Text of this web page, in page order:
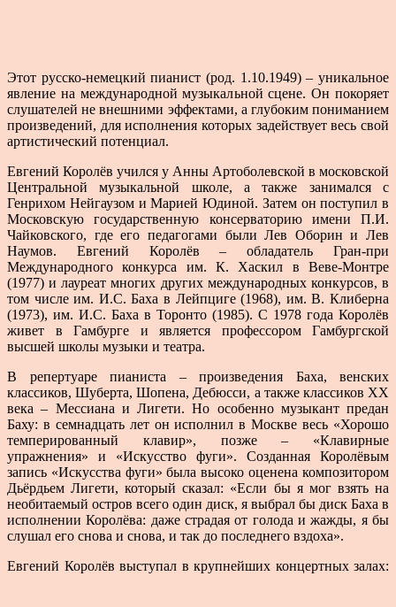
Этот русско-немецкий пианист (род. 1.10.1949) – уникальное
явление на международной музыкальной сцене. Он покоряет
слушателей не внешними эффектами, а глубоким пониманием
произведений, для исполнения которых задействует весь свой
артистический потенциал.
Евгений Королёв учился у Анны Артоболевской в московской
Центральной музыкальной школе, а также занимался с
Генрихом Нейгаузом и Марией Юдиной. Затем он поступил в
Московскую государственную консерваторию имени П.И.
Чайковского, где его педагогами были Лев Оборин и Лев
Наумов. Евгений Королёв – обладатель Гран-при
Международного конкурса им. К. Хаскил в Веве-Монтре
(1977) и лауреат многих других международных конкурсов, в
том числе им. И.С. Баха в Лейпциге (1968), им. В. Клиберна
(1973), им. И.С. Баха в Торонто (1985). С 1978 года Королёв
живет в Гамбурге и является профессором Гамбургской
высшей школы музыки и театра.
В репертуаре пианиста – произведения Баха, венских
классиков, Шуберта, Шопена, Дебюсси, а также классиков XX
века – Мессиана и Лигети. Но особенно музыкант предан
Баху: в семнадцать лет он исполнил в Москве весь «Хорошо
темперированный клавир», позже – «Клавирные
упражнения» и «Искусство фуги». Созданная Королёвым
запись «Искусства фуги» была высоко оценена композитором
Дьёрдьем Лигети, который сказал: «Если бы я мог взять на
необитаемый остров всего один диск, я выбрал бы диск Баха в
исполнении Королёва: даже страдая от голода и жажды, я бы
слушал его снова и снова, и так до последнего вздоха».
Евгений Королёв выступал в крупнейших концертных залах: